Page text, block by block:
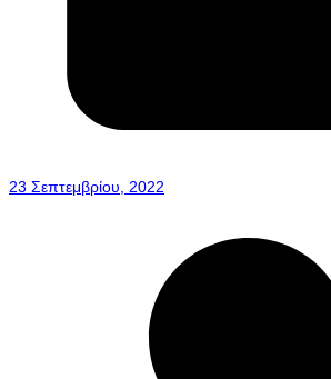
23 Σεπτεμβρίου, 2022